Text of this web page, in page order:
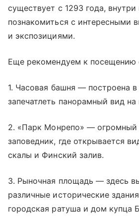
существует с 1293 года,
познакомиться с интересными
и экспозициями.
Еще рекомендуем к
1. Часовая башня — построена
запечатлеть панорамный вид на
2. «Парк Монрепо» — огромный
заповедник, где открывается
скалы и Финский залив.
3. Рыночная площадь — здесь
различные исторические
городская ратуша и дом купца